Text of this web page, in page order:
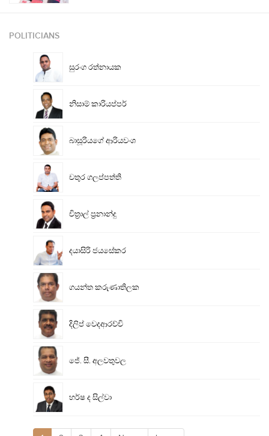
POLITICIANS
සුරංග රත්නායක
නිසාම් කාරියප්පර්
බාසූරියගේ ආරියවංශ
චතුර ගලප්පත්ති
චිත්‍රාල් ප්‍රනාන්දු
දයාසිරි ජයසේකර
ගයන්ත කරුණාතිලක
දිලිප් වෙදආරච්චි
ජේ. සී. අලවතුවල
හර්ෂ ද සිල්වා